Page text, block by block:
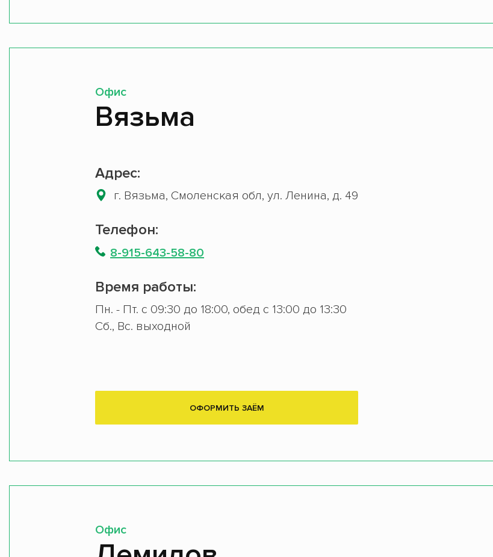
Офис
Вязьма
Адрес:
г. Вязьма, Смоленская обл, ул. Ленина, д. 49
Телефон:
8-915-643-58-80
Время работы:
Пн. - Пт. с 09:30 до 18:00, обед с 13:00 до 13:30
Сб., Вс. выходной
ОФОРМИТЬ ЗАЁМ
Офис